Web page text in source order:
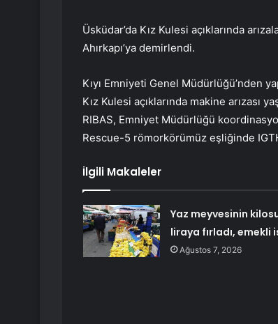
Üsküdar’da Kız Kulesi açıklarında
Ahırkapı’ya demirlendi.
Kıyı Emniyeti Genel Müdürlüğü’nden
Kız Kulesi açıklarında makine arızası
RIBAS, Emniyet Müdürlüğü
Rescue-5 römorkörümüz eşliğinde
İlgili Makaleler
Yaz meyvesinin
liraya fırladı, emekli
Ağustos 7, 2026